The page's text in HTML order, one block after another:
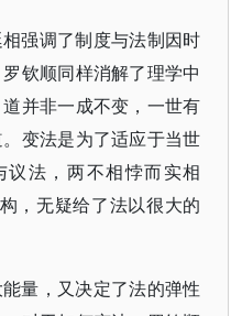
强调了制度与法制因时
钦顺同样消解了理学中
并非一成不变，一世有
变法是为了适应于当世
议法，两不相悖而实相
，无疑给了法以很大的
量，又决定了法的弹性